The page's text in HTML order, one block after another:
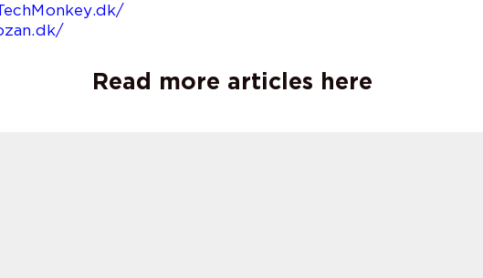
Read more articles here